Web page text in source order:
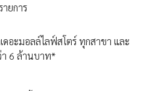
ยการ
อะมอลล์ไลฟ์สโตร์ ทุกสาขา และ
า 6 ล้านบาท*